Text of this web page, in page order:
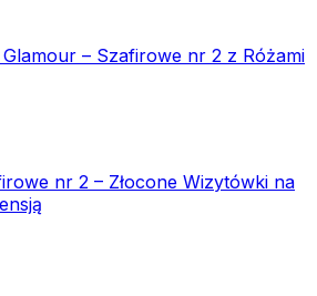
– Szafirowe nr 2 z Różami
nr 2 – Złocone Wizytówki na